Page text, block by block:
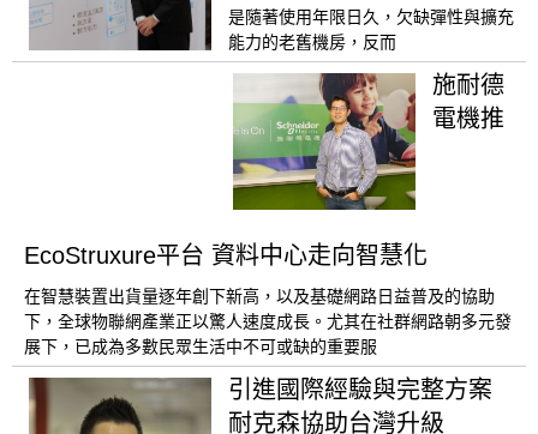
是隨著使用年限日久，欠缺彈性與擴充
能力的老舊機房，反而
施耐德
電機推
EcoStruxure平台 資料中心走向智慧化
在智慧裝置出貨量逐年創下新高，以及基礎網路日益普及的協助
下，全球物聯網產業正以驚人速度成長。尤其在社群網路朝多元發
展下，已成為多數民眾生活中不可或缺的重要服
引進國際經驗與完整方案
耐克森協助台灣升級